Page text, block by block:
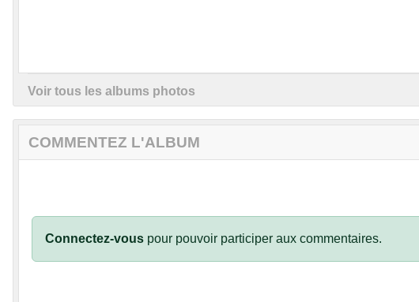
Voir tous les albums photos
COMMENTEZ L'ALBUM
Connectez-vous pour pouvoir participer aux commentaires.